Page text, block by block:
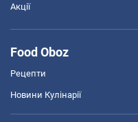
Акції
Food Oboz
Рецепти
Новини Кулінарії